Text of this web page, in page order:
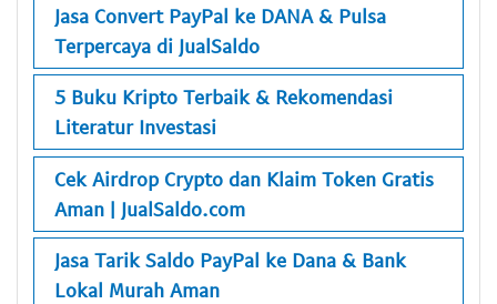
Jasa Convert PayPal ke DANA & Pulsa
Terpercaya di JualSaldo
5 Buku Kripto Terbaik & Rekomendasi
Literatur Investasi
Cek Airdrop Crypto dan Klaim Token Gratis
Aman | JualSaldo.com
Jasa Tarik Saldo PayPal ke Dana & Bank
Lokal Murah Aman